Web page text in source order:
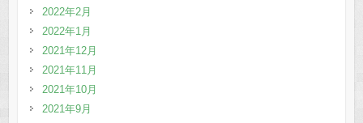
2022年2月
2022年1月
2021年12月
2021年11月
2021年10月
2021年9月